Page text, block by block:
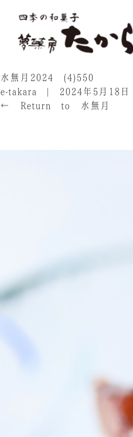
水無月2024 (4)550
e-takara
2024年5月18日
←
Return to 水無月